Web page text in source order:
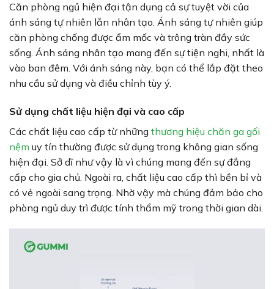
Căn phòng ngủ hiện đại tận dụng cả sự tuyệt vời của
ánh sáng tự nhiên lẫn nhân tạo. Ánh sáng tự nhiên giúp
căn phòng chống được ẩm mốc và trông tràn đầy sức
sống. Ánh sáng nhân tạo mang đến sự tiện nghi, nhất là
vào ban đêm. Với ánh sáng này, bạn có thể lắp đặt theo
nhu cầu sử dụng và điều chỉnh tùy ý.
Sử dụng chất liệu hiện đại và cao cấp
Các chất liệu cao cấp từ những thương hiệu chăn ga gối
nệm uy tín thường được sử dụng trong không gian sống
hiện đại. Sở dĩ như vậy là vì chúng mang đến sự đẳng
cấp cho gia chủ. Ngoài ra, chất liệu cao cấp thì bền bỉ và
có vẻ ngoài sang trọng. Nhờ vậy mà chúng đảm bảo cho
phòng ngủ duy trì được tính thẩm mỹ trong thời gian dài.